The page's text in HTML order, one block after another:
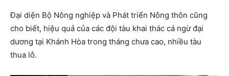
Đại diện Bộ Nông nghiệp và Phát triển Nông thôn cũng
cho biết, hiệu quả của các đội tàu khai thác cá ngừ đại
dương tại Khánh Hòa trong tháng chưa cao, nhiều tàu
thua lỗ.